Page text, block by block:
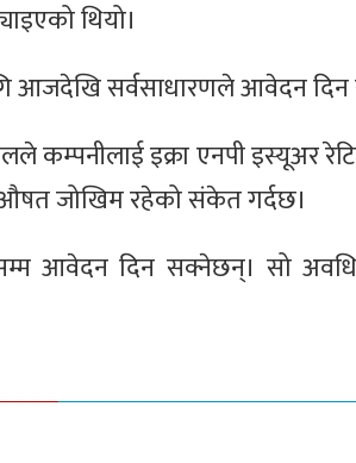
थियो।
आजदेखि सर्वसाधारणले आवेदन
कम्पनीलाई इक्रा एनपी इस्यूअर
औषत जोखिम रहेको संकेत गर्दछ।
आवेदन दिन सक्नेछन्। सो